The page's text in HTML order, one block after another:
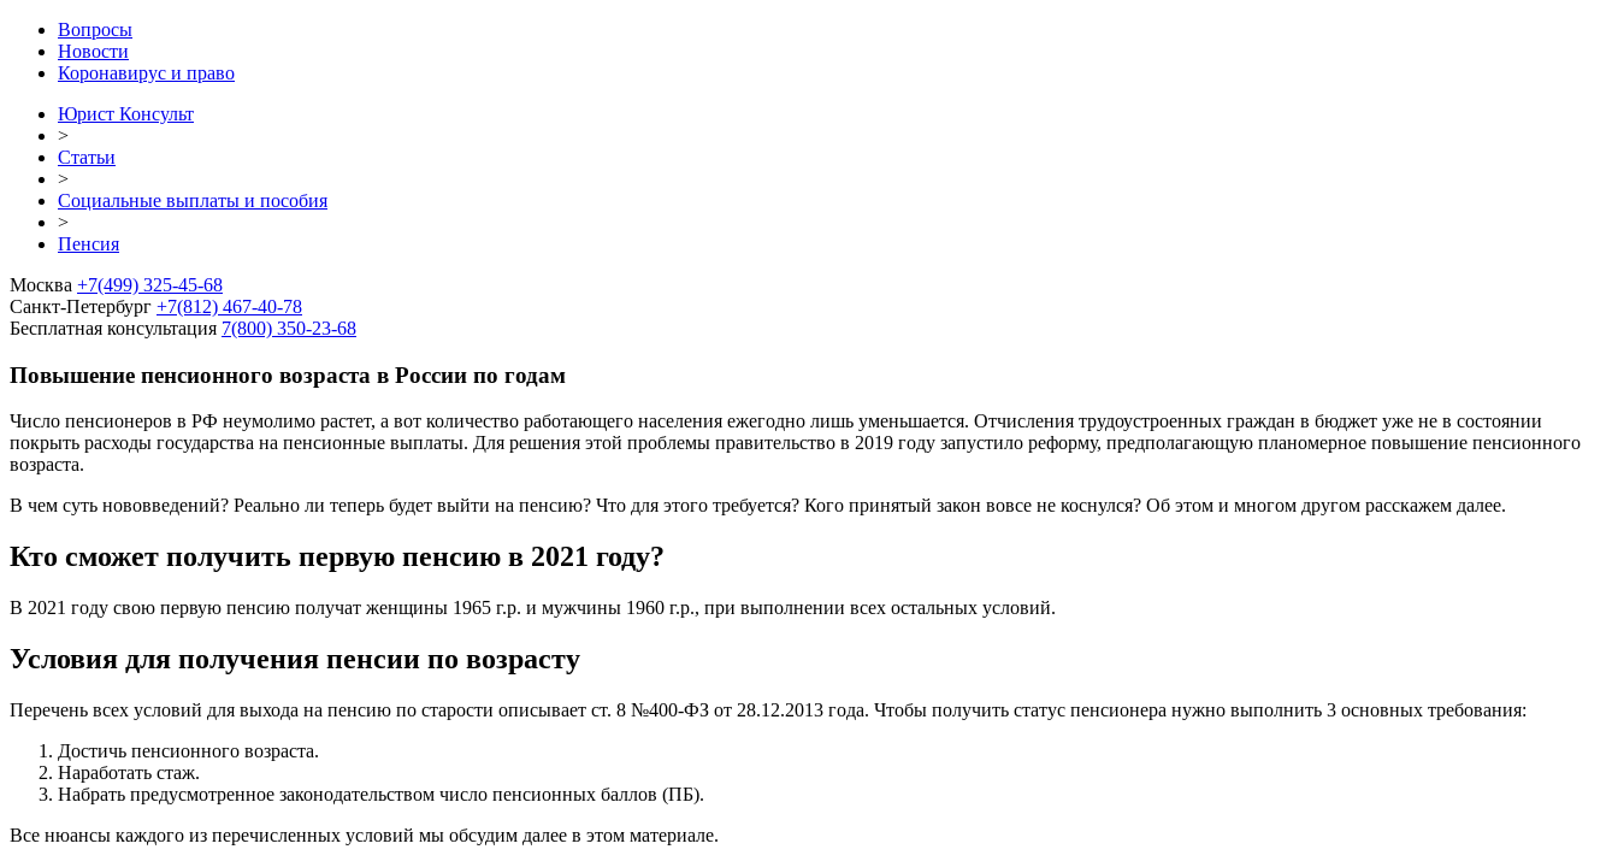
Вопросы
Новости
Коронавирус и право
Юрист Консульт
>
Статьи
>
Социальные выплаты и пособия
>
Пенсия
Москва +7(499) 325-45-68
Санкт-Петербург +7(812) 467-40-78
Бесплатная консультация 7(800) 350-23-68
Повышение пенсионного возраста в России по годам
Число пенсионеров в РФ неумолимо растет, а вот количество работающего населения ежегодно лишь уменьшается. Отчисления трудоустроенных граждан в бюджет уже не в состоянии
покрыть расходы государства на пенсионные выплаты. Для решения этой проблемы правительство в 2019 году запустило реформу, предполагающую планомерное повышение пенсионного
возраста.
В чем суть нововведений? Реально ли теперь будет выйти на пенсию? Что для этого требуется? Кого принятый закон вовсе не коснулся? Об этом и многом другом расскажем далее.
Кто сможет получить первую пенсию в 2021 году?
В 2021 году свою первую пенсию получат женщины 1965 г.р. и мужчины 1960 г.р., при выполнении всех остальных условий.
Условия для получения пенсии по возрасту
Перечень всех условий для выхода на пенсию по старости описывает ст. 8 №400-ФЗ от 28.12.2013 года. Чтобы получить статус пенсионера нужно выполнить 3 основных требования:
Достичь пенсионного возраста.
Наработать стаж.
Набрать предусмотренное законодательством число пенсионных баллов (ПБ).
Все нюансы каждого из перечисленных условий мы обсудим далее в этом материале.